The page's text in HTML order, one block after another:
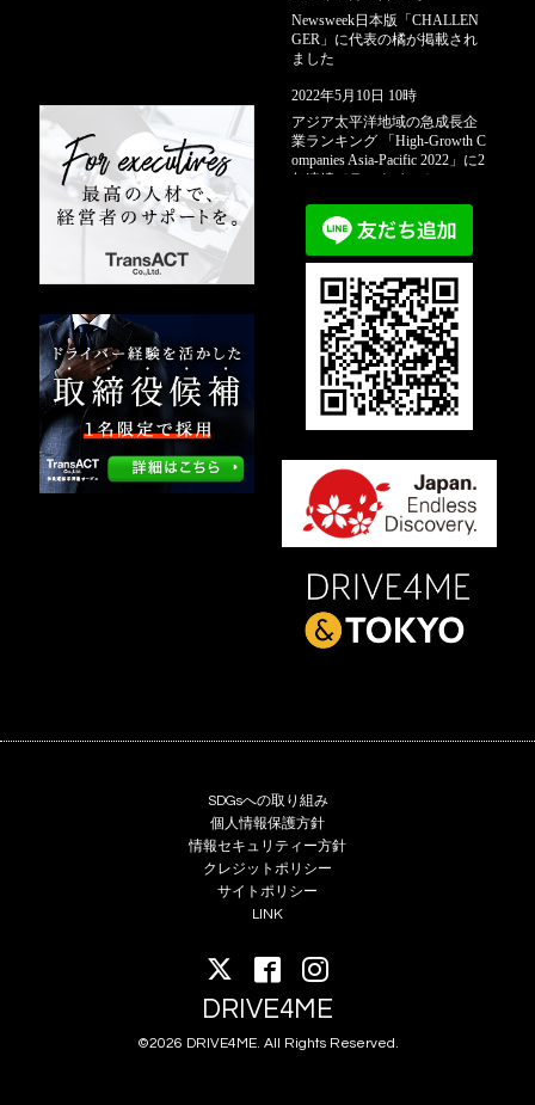
SDGsへの取り組み
個人情報保護方針
情報セキュリティー方針
クレジットポリシー
サイトポリシー
LINK
DRIVE4ME
©2026 DRIVE4ME. All Rights Reserved.